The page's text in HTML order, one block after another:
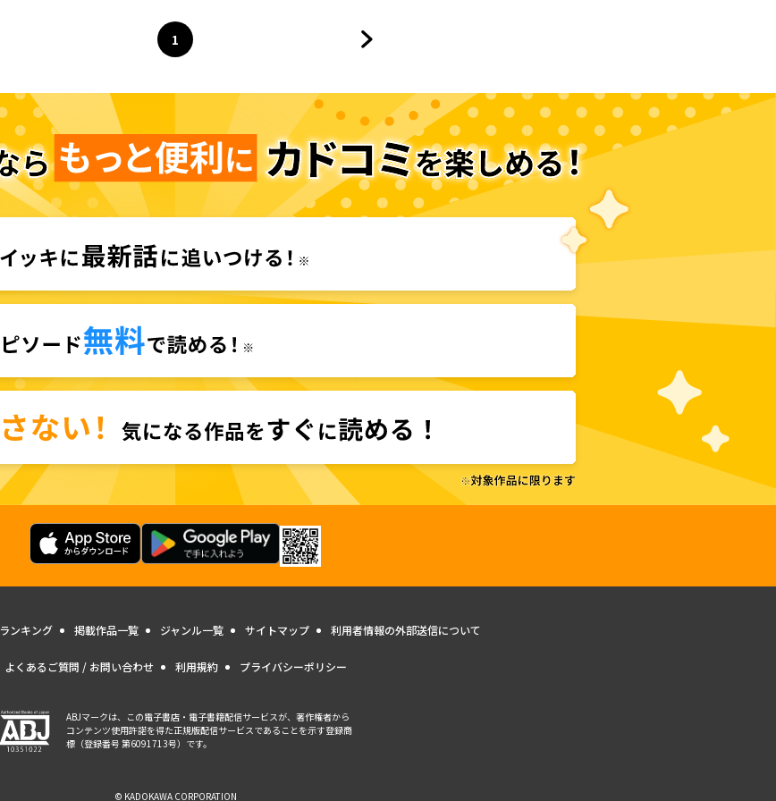
ページ
1
へ
ランキング 掲載作品一覧 ジャンル一覧 サイトマップ 利用者情報の外部送信について
よくあるご質問 / お問い合わせ 利用規約 プライバシーポリシー
ABJマークは、この電子書店・電子書籍配信サービスが、著作権者から
コンテンツ使用許諾を得た正規版配信サービスであることを示す登録商
標（登録番号 第6091713号）です。
© KADOKAWA CORPORATION